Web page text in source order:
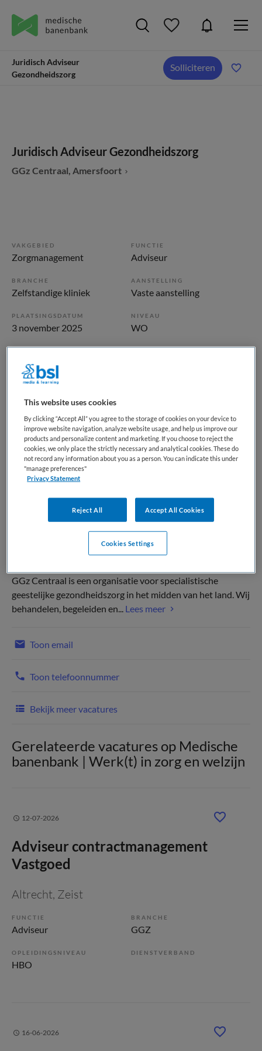
Juridisch Adviseur
Gezondheidszorg
Solliciteren
Juridisch Adviseur Gezondheidszorg
GGz Centraal, Amersfoort
VAKGEBIED
Zorgmanagement
FUNCTIE
Adviseur
BRANCHE
Zelfstandige kliniek
AANSTELLING
Vaste aanstelling
PLAATSINGSDATUM
3 november 2025
NIVEAU
WO
Starter
Vacature niet beschikbaar
Deze vacature Juridisch Adviseur Gezondheidszorg bij GGz
Centraal is niet meer actueel. Hieronder staan enkele
vergelijkbare vacatures die voor u wellicht interessant zijn.
GGz Centraal is een organisatie voor specialistische
geestelijke gezondheidszorg in het midden van het land. Wij
behandelen, begeleiden en... Lees meer
Toon email
Toon telefoonnummer
Bekijk meer vacatures
Gerelateerde vacatures op Medische
banenbank | Werk(t) in zorg en welzijn
12-07-2026
Adviseur contractmanagement
Vastgoed
Altrecht, Zeist
FUNCTIE
Adviseur
BRANCHE
GGZ
OPLEIDINGSNIVEAU
HBO
DIENSTVERBAND
16-06-2026
This website uses cookies
By clicking “Accept All” you agree to the storage of cookies on your device to
improve website navigation, analyze website usage, and help us improve our
products and personalize content and marketing. If you choose to reject the
cookies, we only place the strictly necessary and analytical cookies. These do
not record any information about you as a person. You can indicate this under
"manage preferences"
Privacy Statement
Reject All Accept All Cookies
Cookies Settings